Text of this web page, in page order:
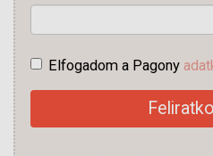
Elfogadom a Pagony